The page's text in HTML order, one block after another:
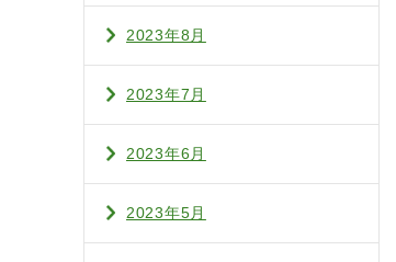
2023年8月
2023年7月
2023年6月
2023年5月